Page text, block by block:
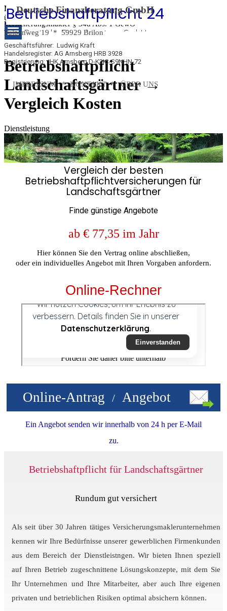
Direkt zum Seiteninhalt
Betriebshaftpflicht 24
Deutsche Finanzberatung GmbH
Menü
überspringen
Betriebshaftpflicht
24
Betriebshaftpflicht
Landschaftsgärtner →
Vergleich Kosten
Dienstleistung
Vergleich der besten
Betriebshaftpflichtversicherungen für
Landschaftsgärtner
Finde günstige Angebote
ab € 77,35 im Jahr
Hier können Sie den Vertrag online abschließen,
oder ein individuelles Angebot mit Ihren Vorgaben anfordern.
Online-Rechner
Online-Antrag / Angebot
Ein Angebot senden wir innerhalb von 24 h per E-Mail
zu.
Betriebshaftpflicht für Landschaftsgärtner
Rundum gut versichert
Als seit über 30 Jahren tätiges Versicherungsmaklerunternehmen
kennen wir Ihre Bedürfnisse unserer gewerblichen Firmenkunden
aus dem Bereich der Dienstleistngen. Wir bieten Ihnen speziell
auf Ihren Betrieb zugeschnittene Lösungskonzepte, mit dem Sie
Ihr Unternehmen und Ihre Mitarbeiter, aber auch Ihre eigenen
privaten und betrieblichen Risiken optimal absichern können.
Deutsche Finanzberatung GmbH
Versicherungsmakler § 34d Abs. 1 GewO
Tulpenweg 19 * 59929 Brilon
Geschäftsführer: Ludwig Kraft
Handelsregister: AG Arnsberg HRB 3928
Registrierung: IHK Arnsberg D-K3IC-S9NHN-72
IMPRESSUM * KONTAKT * ÜBER UNS